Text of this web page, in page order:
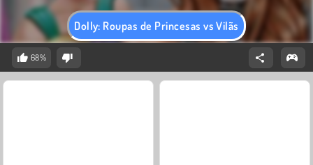
Dolly: Roupas de Princesas vs Vilãs
68%